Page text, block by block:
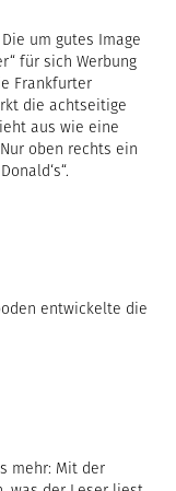
um gutes Image
für sich Werbung
Frankfurter
die achtseitige
aus wie eine
oben rechts ein
entwickelte die
mehr: Mit der